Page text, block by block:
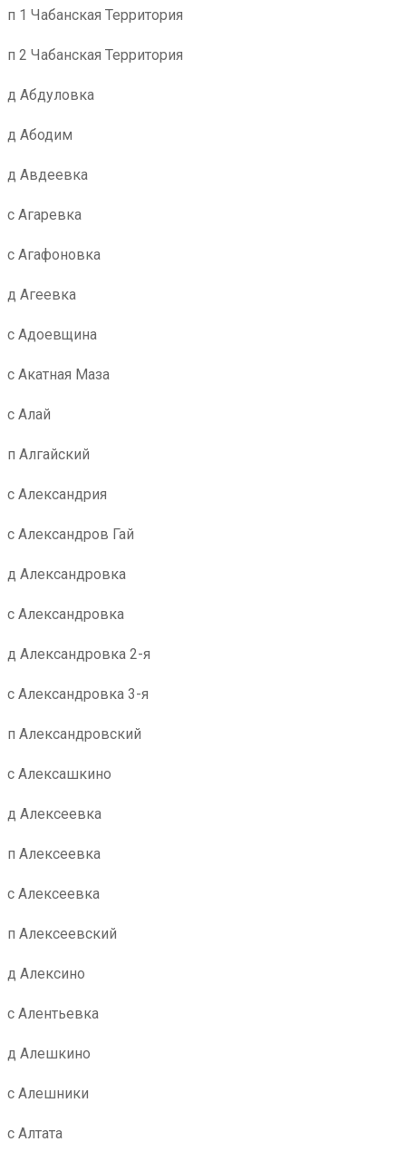
п 1 Чабанская Территория
п 2 Чабанская Территория
д Абдуловка
д Абодим
д Авдеевка
с Агаревка
с Агафоновка
д Агеевка
с Адоевщина
с Акатная Маза
с Алай
п Алгайский
с Александрия
с Александров Гай
д Александровка
с Александровка
д Александровка 2-я
с Александровка 3-я
п Александровский
с Алексашкино
д Алексеевка
п Алексеевка
с Алексеевка
п Алексеевский
д Алексино
с Алентьевка
д Алешкино
с Алешники
с Алтата